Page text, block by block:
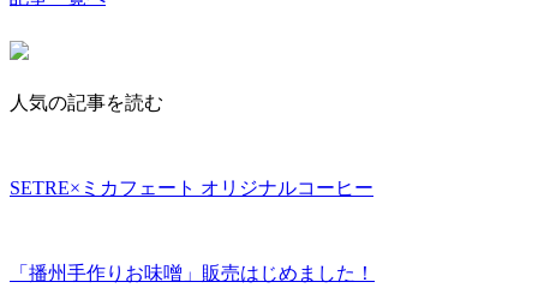
人気の記事を読む
SETRE×ミカフェート オリジナルコーヒー
「播州手作りお味噌」販売はじめました！